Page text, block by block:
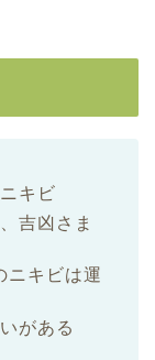
キビ
吉凶さま
ニキビは運
がある